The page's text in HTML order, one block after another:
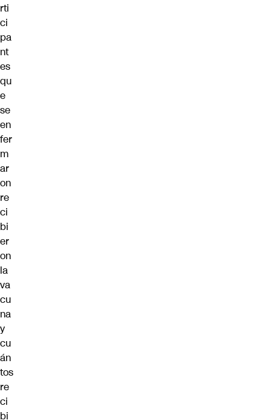
rti
ci
pa
nt
es
qu
e
se
en
fer
m
ar
on
re
ci
bi
er
on
la
va
cu
na
y
cu
án
tos
re
ci
bi